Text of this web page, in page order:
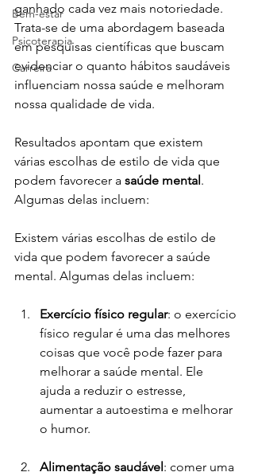
Bem-estar
Psicoterapia
Carreira
ganhado cada vez mais notoriedade.
Trata-se de uma abordagem baseada
em pesquisas científicas que buscam
evidenciar o quanto hábitos saudáveis
influenciam nossa saúde e melhoram
nossa qualidade de vida.
Resultados apontam que existem
várias escolhas de estilo de vida que
podem favorecer a saúde mental.
Algumas delas incluem:
Existem várias escolhas de estilo de
vida que podem favorecer a saúde
mental. Algumas delas incluem:
Exercício físico regular: o exercício
físico regular é uma das melhores
coisas que você pode fazer para
melhorar a saúde mental. Ele
ajuda a reduzir o estresse,
aumentar a autoestima e melhorar
o humor.
Alimentação saudável: comer uma